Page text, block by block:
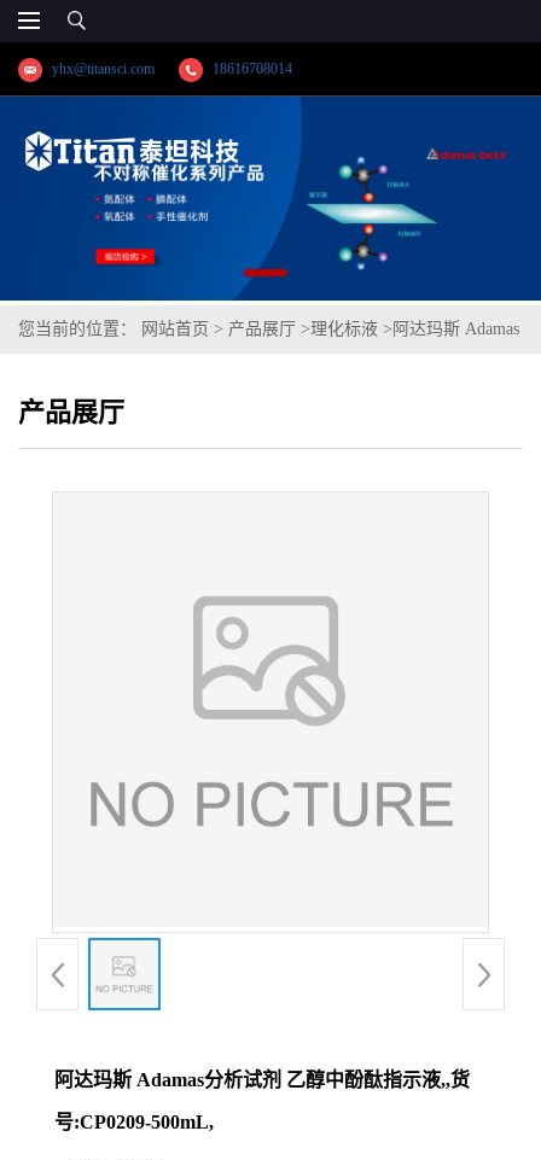
yhx@titansci.com 18616708014
您当前的位置： 网站首页 > 产品展厅 >理化标液 > 阿达玛斯 Adamas
产品展厅
阿达玛斯 Adamas分析试剂 乙醇中酚酞指示液,,货
号:CP0209-500mL,